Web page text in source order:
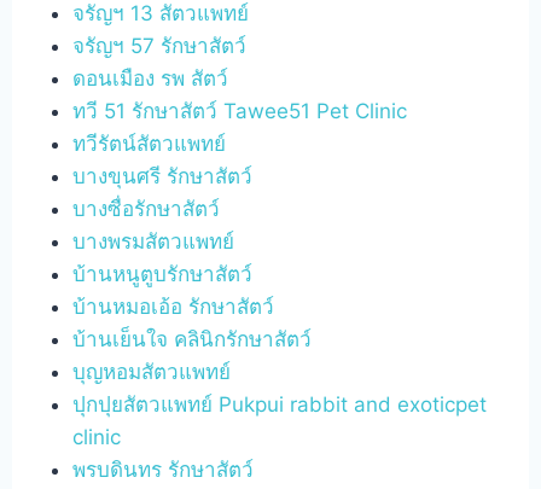
จรัญฯ 13 สัตวแพทย์
จรัญฯ 57 รักษาสัตว์
ดอนเมือง รพ สัตว์
ทวี 51 รักษาสัตว์ Tawee51 Pet Clinic
ทวีรัตน์สัตวแพทย์
บางขุนศรี รักษาสัตว์
บางซื่อรักษาสัตว์
บางพรมสัตวแพทย์
บ้านหนูตูบรักษาสัตว์
บ้านหมอเอ้อ รักษาสัตว์
บ้านเย็นใจ คลินิกรักษาสัตว์
บุญหอมสัตวแพทย์
ปุกปุยสัตวแพทย์ Pukpui rabbit and exoticpet
clinic
พรบดินทร รักษาสัตว์